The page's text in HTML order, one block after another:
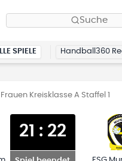
Suche
SPIELE Handball360
Frauen Kreisklasse A Staffel 1
21 : 22